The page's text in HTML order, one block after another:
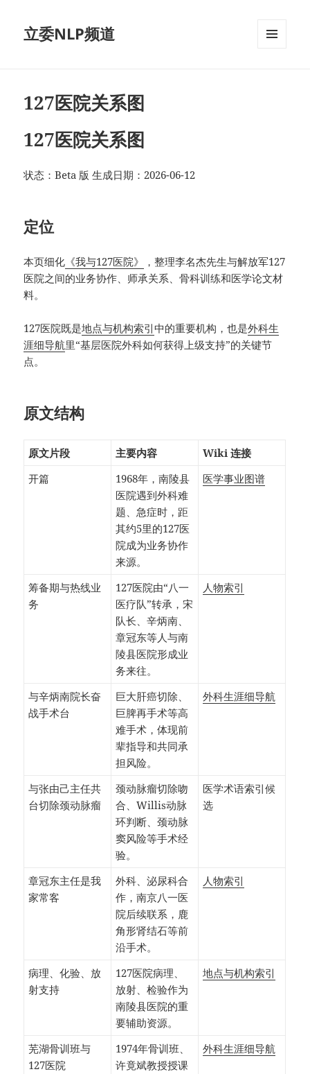
立委NLP频道
127医院关系图
127医院关系图
状态：Beta 版 生成日期：2026-06-12
定位
本页细化 《我与127医院》
，整理李名杰先生与解放军127
医院之间的业务协作、师承关系、骨科训练和医学论文材
料。
127医院既是地点与机构索引中的重要机构，也是外科生
涯细导航里“基层医院外科如何获得上级支持”的关键节
点。
原文结构
原文片段 主要内容
Wiki 连接
开篇
1968年，南陵县
医院遇到外科难
题、急症时，距
其约5里的127医
院成为业务协作
来源。
医学事业图谱
筹备期与热线业
务
127医院由“八一
医疗队”转承，宋
队长、辛炳南、
章冠东等人与南
陵县医院形成业
务来往。
人物索引
与辛炳南院长奋
战手术台
巨大肝癌切除、
巨脾再手术等高
难手术，体现前
辈指导和共同承
担风险。
外科生涯细导航
与张由己主任共
台切除颈动脉瘤
颈动脉瘤切除吻
合、Willis动脉
环判断、颈动脉
窦风险等手术经
验。
医学术语索引候
选
章冠东主任是我
家常客
外科、泌尿科合
作，南京八一医
院后续联系，鹿
角形肾结石等前
沿手术。
人物索引
病理、化验、放
射支持
127医院病理、
放射、检验作为
南陵县医院的重
要辅助资源。
地点与机构索引
芜湖骨训班与
127医院
1974年骨训班、
许竟斌教授授课
外科生涯细导航